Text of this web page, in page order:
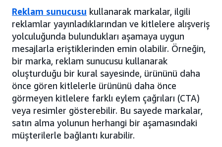
Reklam sunucusu kullanarak markalar, ilgili
reklamlar yayınladıklarından ve kitlelere alışveriş
yolculuğunda bulundukları aşamaya uygun
mesajlarla eriştiklerinden emin olabilir. Örneğin,
bir marka, reklam sunucusu kullanarak
oluşturduğu bir kural sayesinde, ürününü daha
önce gören kitlelerle ürününü daha önce
görmeyen kitlelere farklı eylem çağrıları (CTA)
veya resimler gösterebilir. Bu sayede markalar,
satın alma yolunun herhangi bir aşamasındaki
müşterilerle bağlantı kurabilir.